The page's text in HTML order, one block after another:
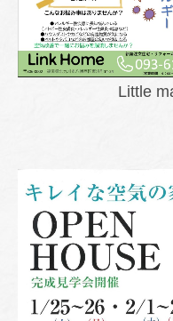
Little